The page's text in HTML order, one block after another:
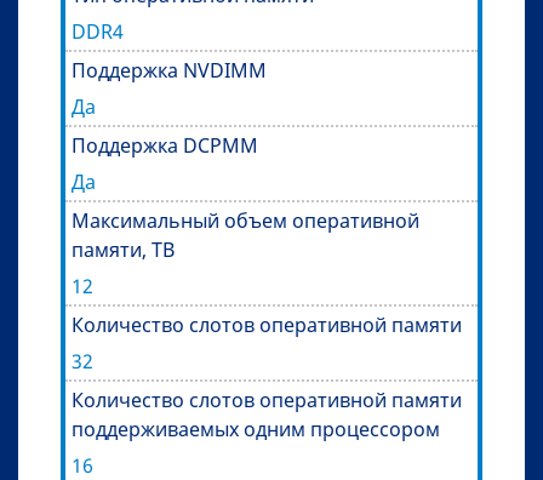
DDR4
Поддержка NVDIMM
Да
Поддержка DCPMM
Да
Максимальный объем оперативной
памяти, TB
12
Количество слотов оперативной памяти
32
Количество слотов оперативной памяти
поддерживаемых одним процессором
16